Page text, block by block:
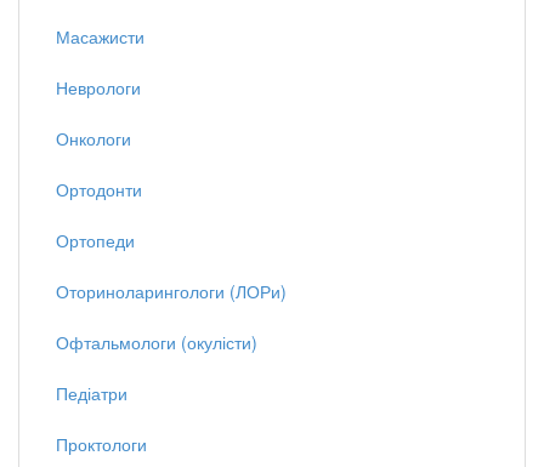
Масажисти
Неврологи
Онкологи
Ортодонти
Ортопеди
Оториноларингологи (ЛОРи)
Офтальмологи (окулісти)
Педіатри
Проктологи